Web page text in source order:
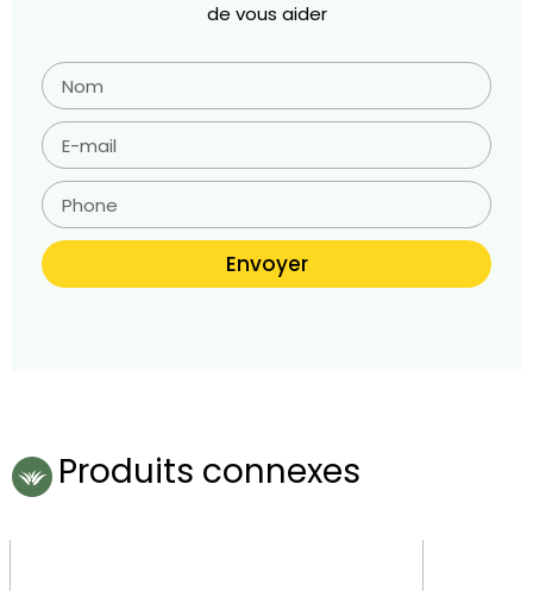
de vous aider
Envoyer
Produits connexes